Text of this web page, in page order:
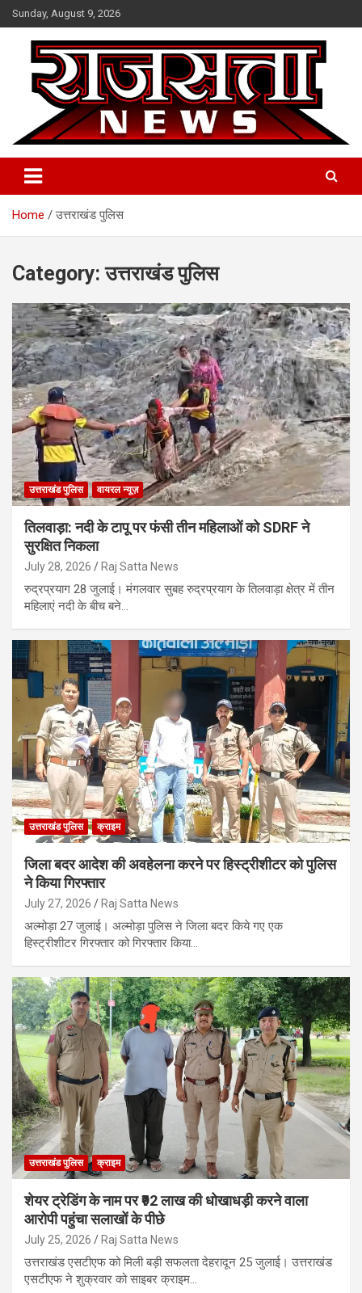
Skip
to
content
Sunday, August 9, 2026
Raj Satta News
Home उत्तराखंड पुलिस
Category:उत्तराखंड पुलिस
उत्तराखंड पुलिस वायरल न्यूज़
तिलवाड़ा: नदी के टापू पर फंसी तीन महिलाओं को SDRF ने
सुरक्षित निकला
July 28, 2026 Raj Satta News
रुद्रप्रयाग 28 जुलाई। मंगलवार सुबह रुद्रप्रयाग के तिलवाड़ा क्षेत्र में तीन
महिलाएं नदी के बीच बने…
उत्तराखंड पुलिस क्राइम
जिला बदर आदेश की अवहेलना करने पर हिस्ट्रीशीटर को पुलिस
ने किया गिरफ्तार
July 27, 2026 Raj Satta News
अल्मोड़ा 27 जुलाई। अल्मोड़ा पुलिस ने जिला बदर किये गए एक
हिस्ट्रीशीटर गिरफ्तार को गिरफ्तार किया…
उत्तराखंड पुलिस क्राइम
शेयर ट्रेडिंग के नाम पर ₹92 लाख की धोखाधड़ी करने वाला
आरोपी पहुंचा सलाखों के पीछे
July 25, 2026 Raj Satta News
उत्तराखंड एसटीएफ को मिली बड़ी सफलता देहरादून 25 जुलाई। उत्तराखंड
एसटीएफ ने शुक्रवार को साइबर क्राइम…